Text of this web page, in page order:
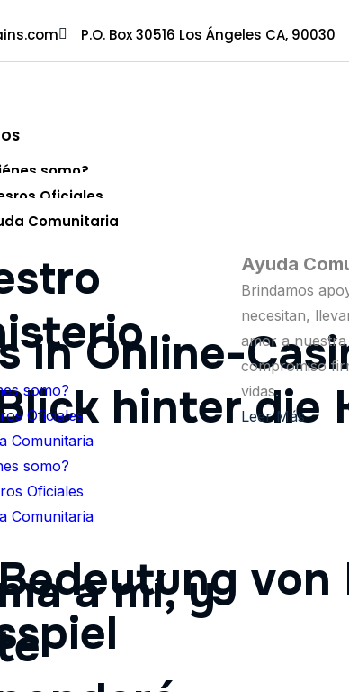
P.O. Box 30516 Los Ángeles CA, 90030
somo?
Oficiales
Comunitaria
somo?
Oficiales
Comunitaria
somo?
Oficiales
Comunitaria
a mí, y
Ayuda
Brindamos
necesitan,
amor a
compromiso
vidas.
Leer Más
in Online-
hinter die
von